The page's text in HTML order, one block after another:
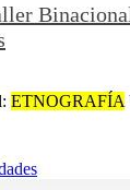
ETNOGRAFÍA